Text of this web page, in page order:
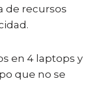
de recursos
en 4 laptops y
que no se